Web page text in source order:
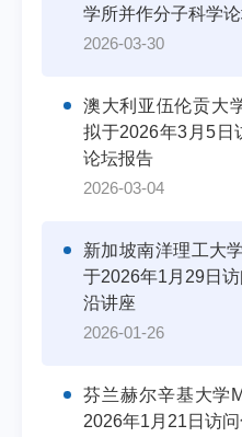
学所并作分子科学
2026-03-30
澳大利亚伍伦贡大
拟于2026年3月5日
论坛报告
2026-03-04
新加坡南洋理工大
于2026年1月29日
沿讲座
2026-01-26
芬兰赫尔辛基大学
2026年1月21日访